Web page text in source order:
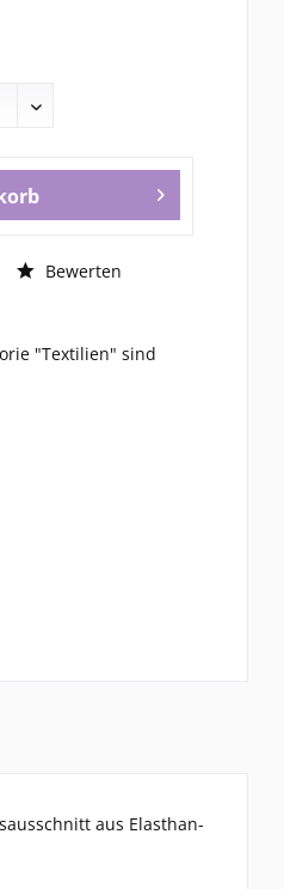
Bewerten
"Textilien" sind
aus Elasthan-